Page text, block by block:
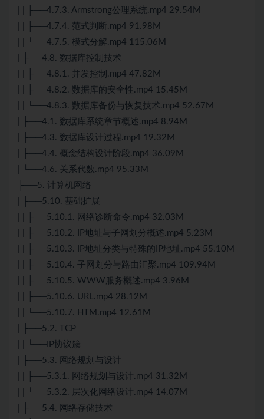
| | ├──4.7.3. Armstrong公理系统.mp4 29.54M
| | ├──4.7.4. 范式判断.mp4 91.98M
| | └──4.7.5. 模式分解.mp4 115.06M
| ├──4.8. 数据库控制技术
| | ├──4.8.1. 并发控制.mp4 47.82M
| | ├──4.8.2. 数据库的安全性.mp4 15.45M
| | └──4.8.3. 数据库备份与恢复技术.mp4 52.67M
| ├──4.1. 数据库系统章节概述.mp4 8.94M
| ├──4.3. 数据库设计过程.mp4 19.32M
| ├──4.4. 概念结构设计阶段.mp4 36.09M
| └──4.6. 关系代数.mp4 95.33M
├──5. 计算机网络
| ├──5.10. 基础扩展
| | ├──5.10.1. 网络诊断命令.mp4 32.03M
| | ├──5.10.2. IP地址与子网划分概述.mp4 5.23M
| | ├──5.10.3. IP地址分类与特殊的IP地址.mp4 55.10M
| | ├──5.10.4. 子网划分与路由汇聚.mp4 109.94M
| | ├──5.10.5. WWW服务概述.mp4 3.96M
| | ├──5.10.6. URL.mp4 28.12M
| | └──5.10.7. HTM.mp4 12.61M
| ├──5.2. TCP
| | └──IP协议簇
| ├──5.3. 网络规划与设计
| | ├──5.3.1. 网络规划与设计.mp4 31.32M
| | └──5.3.2. 层次化网络设计.mp4 14.07M
| ├──5.4. 网络存储技术